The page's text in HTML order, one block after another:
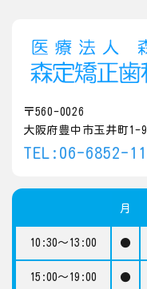
〒560-0026
大阪府豊中市玉井町
TEL:06-6852-
月
10:30～13:00 ●
15:00～19:00 ●